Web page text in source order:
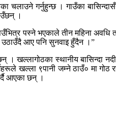
चलाउने गर्नुहुन्छ । गाउँका
।
पस्ने भएकाले तीन महिना
उठाउँदै आए पनि सुनवाइ हुँदैन ।”
। खल्लागोठका स्थानीय बासिन्दा
खल्ला ९पानी जम्ने ठाउँ० मा गोठ
आएका छन् ।